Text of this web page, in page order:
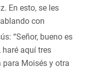
En esto, se les
con
“Señor, bueno es
haré aquí tres
para Moisés y otra